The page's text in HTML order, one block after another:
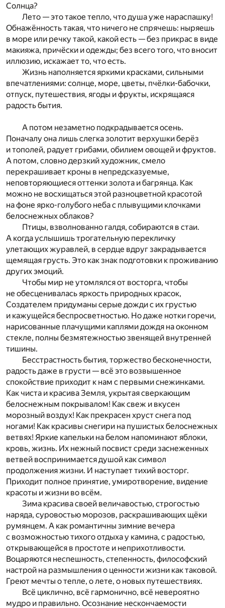
Солнца?
Лето — это такое тепло, что душа уже нараспашку!
Обнажённость такая, что ничего не спрячешь: ныряешь
в море или речку такой, какой есть — без прикрас в виде
макияжа, причёски и одежды; без всего того, что вносит
иллюзию, искажает то, что есть.
Жизнь наполняется яркими красками, сильными
впечатлениями: солнце, море, цветы, пчёлки-бабочки,
отпуск, путешествия, ягоды и фрукты, искрящаяся
радость бытия.
А потом незаметно подкрадывается осень.
Поначалу она лишь слегка золотит верхушки берёз
и тополей, радует грибами, обилием овощей и фруктов.
А потом, словно дерзкий художник, смело
перекрашивает кроны в непредсказуемые,
неповторяющиеся оттенки золота и багрянца. Как
можно не восхищаться этой разноцветной красотой
на фоне ярко-голубого неба с плывущими клочками
белоснежных облаков?
Птицы, взволнованно галдя, собираются в стаи.
А когда услышишь трогательную перекличку
улетающих журавлей, в сердце вдруг закрадывается
щемящая грусть. Это как знак подготовки к проживанию
других эмоций.
Чтобы мир не утомлялся от восторга, чтобы
не обесценивалась яркость природных красок,
Создателем придуманы серые дожди с их грустью
и кажущейся беспросветностью. Но даже нотки горечи,
нарисованные плачущими каплями дождя на оконном
стекле, полны безмятежностью звенящей внутренней
тишины.
Бесстрастность бытия, торжество бесконечности,
радость даже в грусти — всё это возвышенное
спокойствие приходит к нам с первыми снежинками.
Как чиста и красива Земля, укрытая сверкающим
белоснежным покрывалом! Как свеж и вкусен
морозный воздух! Как прекрасен хруст снега под
ногами! Как красивы снегири на пушистых белоснежных
ветвях! Яркие капельки на белом напоминают яблоки,
кровь, жизнь. Их нежный посвист среди заснеженных
ветвей воспринимается душой как символ
продолжения жизни. И наступает тихий восторг.
Приходит полное принятие, умиротворение, видение
красоты и жизни во всём.
Зима красива своей величавостью, строгостью
наряда, суровостью морозов, раскрашивающих щёки
румянцем. А как романтичны зимние вечера
с возможностью тихого отдыха у камина, с радостью,
открывающейся в простоте и неприхотливости.
Воцаряются неспешность, степенность, философский
настрой на размышления о ценности жизни как таковой.
Греют мечты о тепле, о лете, о новых путешествиях.
Всё циклично, всё гармонично, всё невероятно
мудро и правильно. Осознание нескончаемости